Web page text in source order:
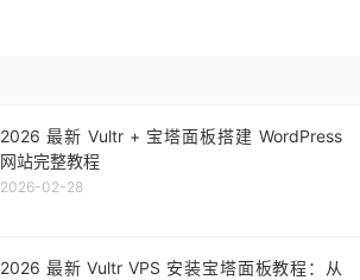
2026 最新 Vultr + 宝塔面板搭建 WordPress
网站完整教程
2026-02-28
2026 最新 Vultr VPS 安装宝塔面板教程：从